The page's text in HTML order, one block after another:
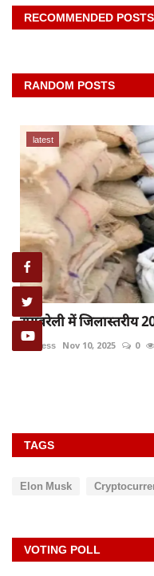
RECOMMENDED POSTS
RANDOM POSTS
दुर्घटना
रायबरेली- अनियंत्रित
हालत...
TAGS
Elon Musk
VOTING POLL